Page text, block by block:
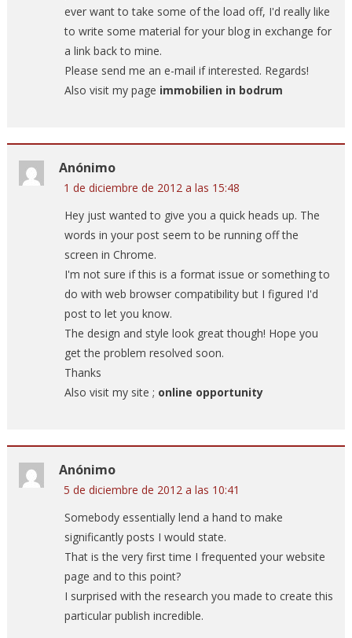
ever want to take some of the load off, I'd really like
to write some material for your blog in exchange for
a link back to mine.
Please send me an e-mail if interested. Regards!
Also visit my page immobilien in bodrum
Anónimo
1 de diciembre de 2012 a las 15:48
Hey just wanted to give you a quick heads up. The
words in your post seem to be running off the
screen in Chrome.
I'm not sure if this is a format issue or something to
do with web browser compatibility but I figured I'd
post to let you know.
The design and style look great though! Hope you
get the problem resolved soon.
Thanks
Also visit my site ; online opportunity
Anónimo
5 de diciembre de 2012 a las 10:41
Somebody essentially lend a hand to make
significantly posts I would state.
That is the very first time I frequented your website
page and to this point?
I surprised with the research you made to create this
particular publish incredible.